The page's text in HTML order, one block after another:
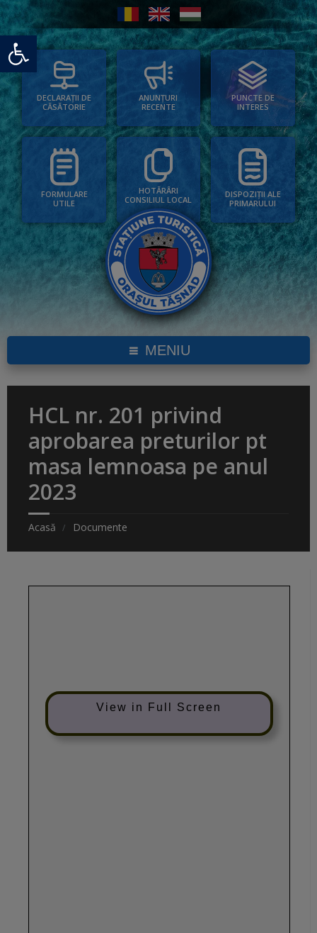
Deschide bara de unelte
DECLARAȚII DE
CĂSĂTORIE
ANUNȚURI
RECENTE
PUNCTE DE
INTERES
FORMULARE
UTILE
HOTĂRÂRI
CONSILIUL LOCAL
DISPOZIȚII ALE
PRIMARULUI
MENIU
HCL nr. 201 privind
aprobarea preturilor pt
masa lemnoasa pe anul
2023
Acasă Documente
View in Full Screen